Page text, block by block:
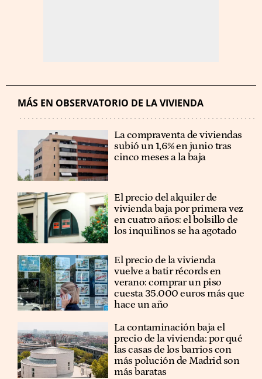
MÁS EN OBSERVATORIO DE LA VIVIENDA
La compraventa de viviendas
subió un 1,6% en junio tras
cinco meses a la baja
El precio del alquiler de
vivienda baja por primera vez
en cuatro años: el bolsillo de
los inquilinos se ha agotado
El precio de la vivienda
vuelve a batir récords en
verano: comprar un piso
cuesta 35.000 euros más que
hace un año
La contaminación baja el
precio de la vivienda: por qué
las casas de los barrios con
más polución de Madrid son
más baratas